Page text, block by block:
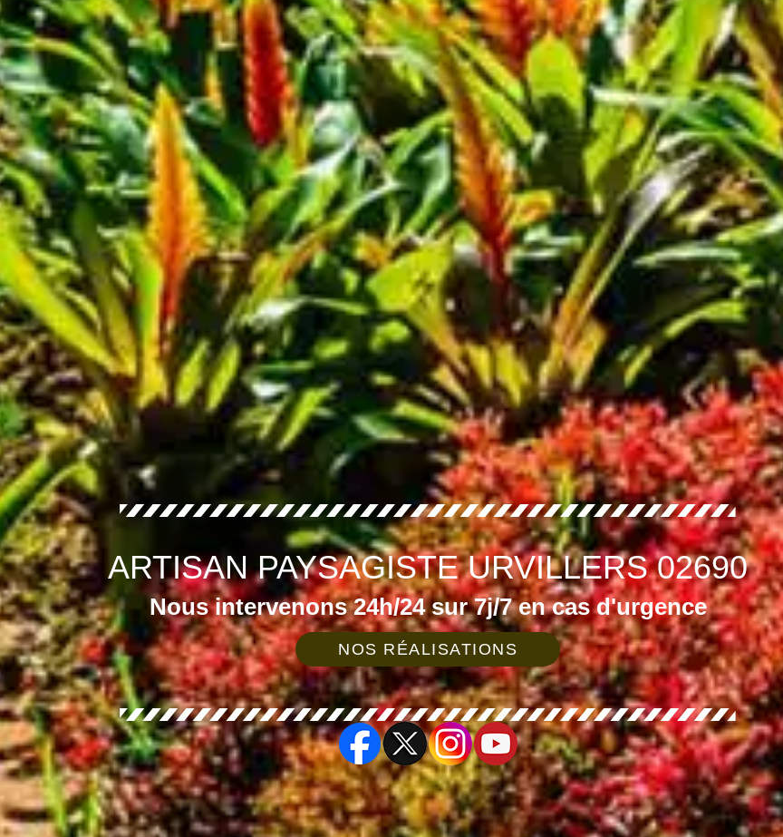
ARTISAN PAYSAGISTE URVILLERS 02690
Nous intervenons 24h/24 sur 7j/7 en cas d'urgence
NOS RÉALISATIONS